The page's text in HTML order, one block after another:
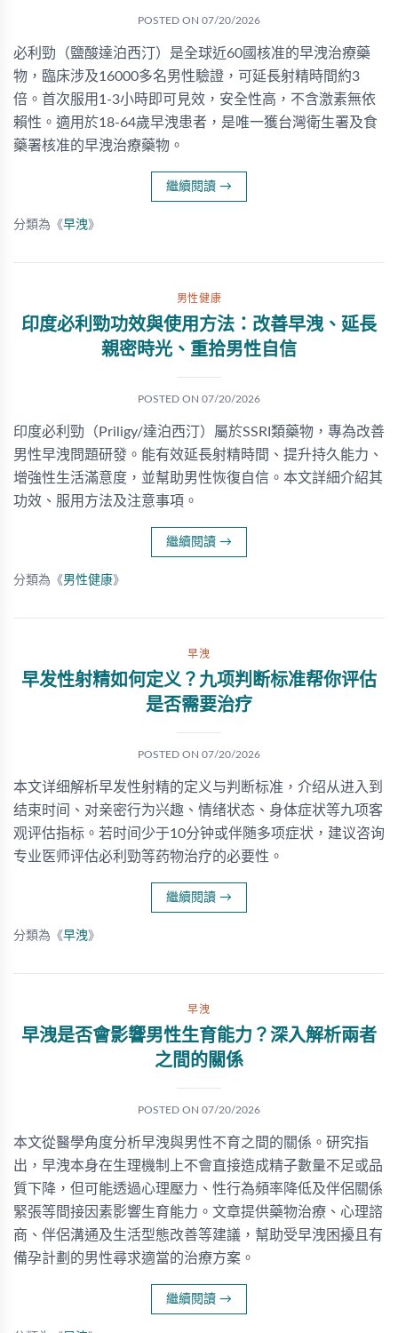
POSTED ON 07/20/2026
必利勁（鹽酸達泊西汀）是全球近60國核准的早洩治療藥
物，臨床涉及16000多名男性驗證，可延長射精時間約3
倍。首次服用1-3小時即可見效，安全性高，不含激素無依
賴性。適用於18-64歲早洩患者，是唯一獲台灣衛生署及食
藥署核准的早洩治療藥物。
繼續閱讀 →
分類為《早洩》
男性健康
印度必利勁功效與使用方法：改善早洩、延長
親密時光、重拾男性自信
POSTED ON 07/20/2026
印度必利勁（Priligy/達泊西汀）屬於SSRI類藥物，專為改善
男性早洩問題研發。能有效延長射精時間、提升持久能力、
增強性生活滿意度，並幫助男性恢復自信。本文詳細介紹其
功效、服用方法及注意事項。
繼續閱讀 →
分類為《男性健康》
早洩
早发性射精如何定义？九项判断标准帮你评估
是否需要治疗
POSTED ON 07/20/2026
本文详细解析早发性射精的定义与判断标准，介绍从进入到
结束时间、对亲密行为兴趣、情绪状态、身体症状等九项客
观评估指标。若时间少于10分钟或伴随多项症状，建议咨询
专业医师评估必利勁等药物治疗的必要性。
繼續閱讀 →
分類為《早洩》
早洩
早洩是否會影響男性生育能力？深入解析兩者
之間的關係
POSTED ON 07/20/2026
本文從醫學角度分析早洩與男性不育之間的關係。研究指
出，早洩本身在生理機制上不會直接造成精子數量不足或品
質下降，但可能透過心理壓力、性行為頻率降低及伴侶關係
緊張等間接因素影響生育能力。文章提供藥物治療、心理諮
商、伴侶溝通及生活型態改善等建議，幫助受早洩困擾且有
備孕計劃的男性尋求適當的治療方案。
繼續閱讀 →